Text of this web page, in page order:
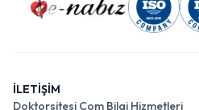
İLETİŞİM
Doktorsitesi Com Bilgi Hizmetleri